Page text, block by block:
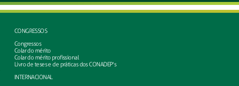
CONGRESSOS
Congressos
Colar do mérito
Colar do mérito profissional
Livro de teses e de práticas dos CONADEP's
INTERNACIONAL